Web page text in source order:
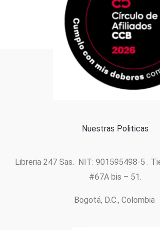
Formas de pago
Nuestras Politicas
Libreria 247 Sas. NIT: 901595498-5 .
#67A bis – 51.
Bogotá, D.C., Colombia